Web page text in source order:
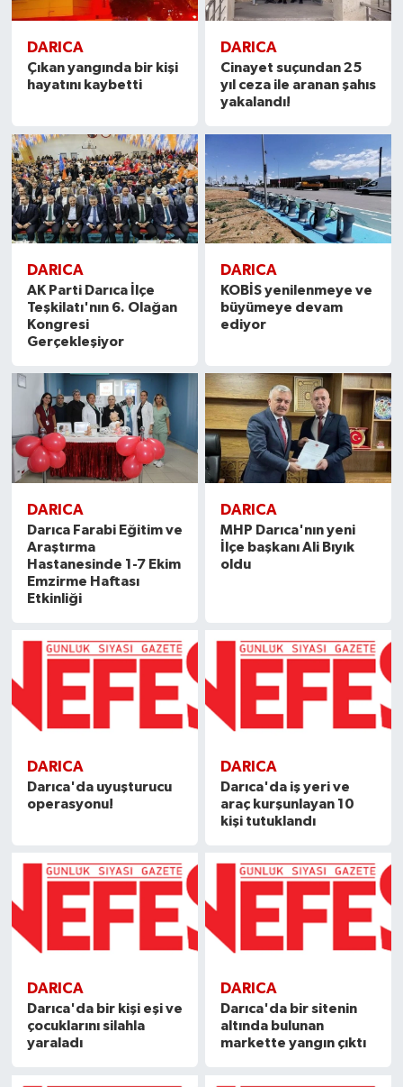
DARICA
Çıkan yangında bir kişi
hayatını kaybetti
DARICA
Cinayet suçundan 25
yıl ceza ile aranan şahıs
yakalandı!
DARICA
AK Parti Darıca İlçe
Teşkilatı'nın 6. Olağan
Kongresi
Gerçekleşiyor
DARICA
KOBİS yenilenmeye ve
büyümeye devam
ediyor
DARICA
Darıca Farabi Eğitim ve
Araştırma
Hastanesinde 1-7 Ekim
Emzirme Haftası
Etkinliği
DARICA
MHP Darıca'nın yeni
İlçe başkanı Ali Bıyık
oldu
DARICA
Darıca'da uyuşturucu
operasyonu!
DARICA
Darıca'da iş yeri ve
araç kurşunlayan 10
kişi tutuklandı
DARICA
Darıca'da bir kişi eşi ve
çocuklarını silahla
yaraladı
DARICA
Darıca'da bir sitenin
altında bulunan
markette yangın çıktı